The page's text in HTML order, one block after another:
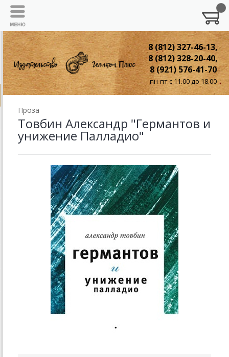
8 (812) 327-46-13,
8 (812) 328-20-40,
8 (921) 576-41-70
пн-пт с 11.00 до 18.00
Проза
Товбин Александр "Германтов и
унижение Палладио"